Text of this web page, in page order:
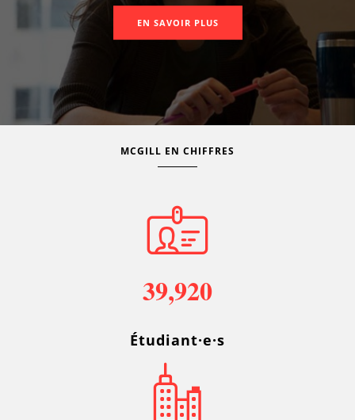
EN SAVOIR PLUS
MCGILL EN CHIFFRES
39,920
Étudiant·e·s